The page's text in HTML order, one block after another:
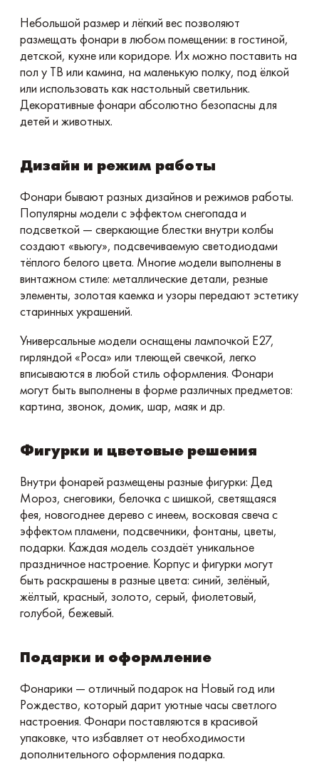
Небольшой размер и лёгкий вес позволяют
размещать фонари в любом помещении: в гостиной,
детской, кухне или коридоре. Их можно поставить на
пол у ТВ или камина, на маленькую полку, под ёлкой
или использовать как настольный светильник.
Декоративные фонари абсолютно безопасны для
детей и животных.
Дизайн и режим работы
Фонари бывают разных дизайнов и режимов работы.
Популярны модели с эффектом снегопада и
подсветкой — сверкающие блестки внутри колбы
создают «вьюгу», подсвечиваемую светодиодами
тёплого белого цвета. Многие модели выполнены в
винтажном стиле: металлические детали, резные
элементы, золотая каемка и узоры передают эстетику
старинных украшений.
Универсальные модели оснащены лампочкой E27,
гирляндой «Роса» или тлеющей свечкой, легко
вписываются в любой стиль оформления. Фонари
могут быть выполнены в форме различных предметов:
картина, звонок, домик, шар, маяк и др.
Фигурки и цветовые решения
Внутри фонарей размещены разные фигурки: Дед
Мороз, снеговики, белочка с шишкой, светящаяся
фея, новогоднее дерево с инеем, восковая свеча с
эффектом пламени, подсвечники, фонтаны, цветы,
подарки. Каждая модель создаёт уникальное
праздничное настроение. Корпус и фигурки могут
быть раскрашены в разные цвета: синий, зелёный,
жёлтый, красный, золото, серый, фиолетовый,
голубой, бежевый.
Подарки и оформление
Фонарики — отличный подарок на Новый год или
Рождество, который дарит уютные часы светлого
настроения. Фонари поставляются в красивой
упаковке, что избавляет от необходимости
дополнительного оформления подарка.